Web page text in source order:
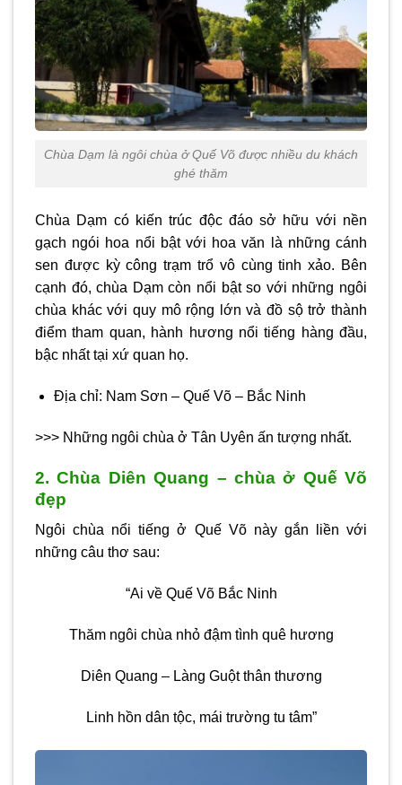
Chùa Dạm là ngôi chùa ở Quế Võ được nhiều du khách
ghé thăm
Chùa Dạm có kiến trúc độc đáo sở hữu với nền
gạch ngói hoa nổi bật với hoa văn là những cánh
sen được kỳ công trạm trổ vô cùng tinh xảo. Bên
cạnh đó, chùa Dạm còn nổi bật so với những ngôi
chùa khác với quy mô rộng lớn và đồ sộ trở thành
điểm tham quan, hành hương nổi tiếng hàng đầu,
bậc nhất tại xứ quan họ.
Địa chỉ: Nam Sơn – Quế Võ – Bắc Ninh
>>> Những ngôi chùa ở Tân Uyên ấn tượng nhất.
2. Chùa Diên Quang – chùa ở Quế Võ
đẹp
Ngôi chùa nổi tiếng ở Quế Võ này gắn liền với
những câu thơ sau:
“Ai về Quế Võ Bắc Ninh
Thăm ngôi chùa nhỏ đậm tình quê hương
Diên Quang – Làng Guột thân thương
Linh hồn dân tộc, mái trường tu tâm”